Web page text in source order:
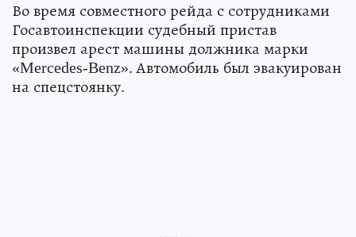
Во время совместного рейда с сотрудниками
Госавтоинспекции судебный пристав
произвел арест машины должника марки
«Mercedes-Benz». Автомобиль был эвакуирован
на спецстоянку.